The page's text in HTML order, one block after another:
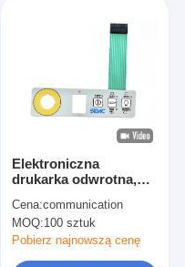
Elektroniczna
drukarka odwrotna,
membranowa o
wysokiej wydajności
Cena:communication
MOQ:100 sztuk
Pobierz najnowszą cenę